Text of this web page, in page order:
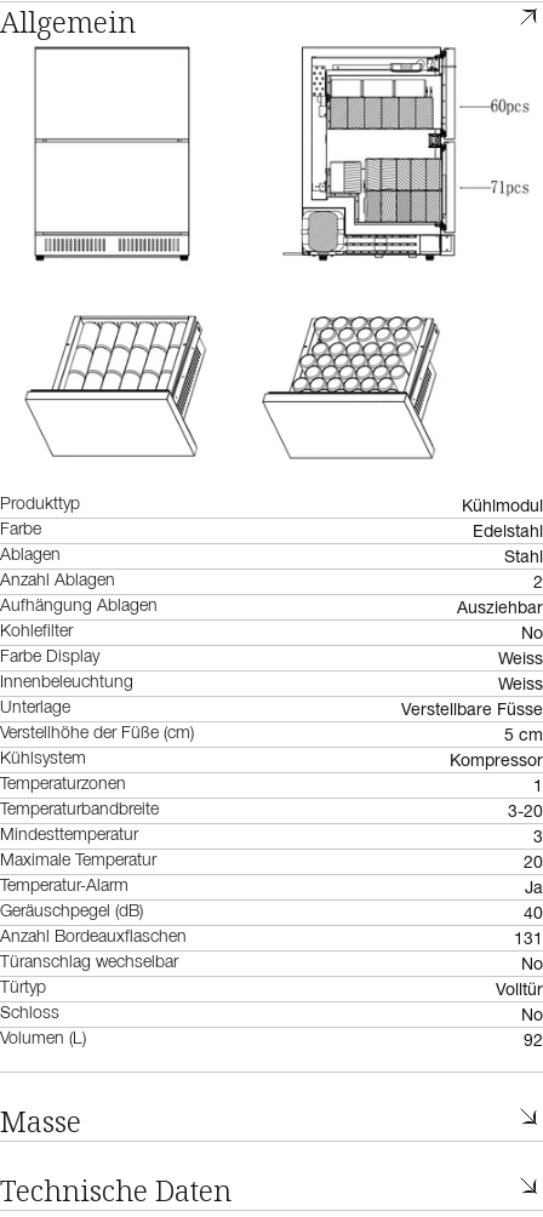
Allgemein
Produkttyp Kühlmodul
Farbe Edelstahl
Ablagen Stahl
Anzahl Ablagen 2
Aufhängung Ablagen Ausziehbar
Kohlefilter No
Farbe Display Weiss
Innenbeleuchtung Weiss
Unterlage Verstellbare Füsse
Verstellhöhe der Füße (cm) 5 cm
Kühlsystem Kompressor
Temperaturzonen 1
Temperaturbandbreite 3-20
Mindesttemperatur 3
Maximale Temperatur 20
Temperatur-Alarm Ja
Geräuschpegel (dB) 40
Anzahl Bordeauxflaschen 131
Türanschlag wechselbar No
Türtyp Volltür
Schloss No
Volumen (L) 92
Masse
Technische Daten